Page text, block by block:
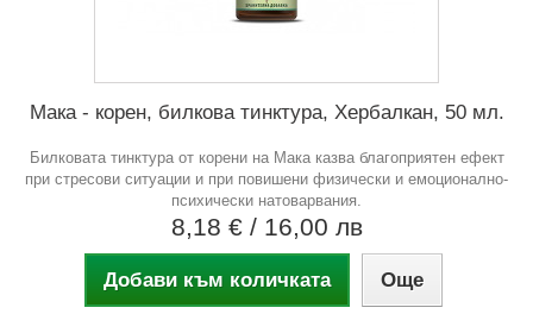
Мака - корен, билкова тинктура, Хербалкан, 50 мл.
Билковата тинктура от корени на Мака казва благоприятен ефект
при стресови ситуации и при повишени физически и емоционално-
психически натоварвания.
8,18 € / 16,00 лв
Добави към количката Още